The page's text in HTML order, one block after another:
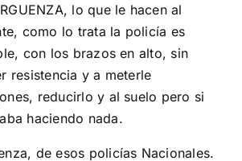
lo que le hacen al
como lo trata la policía es
con los brazos en alto, sin
resistencia y a meterle
reducirlo y al suelo pero si
haciendo nada.
de esos policías Nacionales.